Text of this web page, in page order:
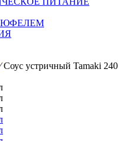
⁄ Соус устричный Tamaki 240